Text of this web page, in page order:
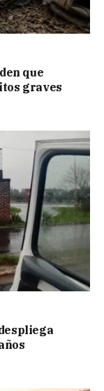
que
graves